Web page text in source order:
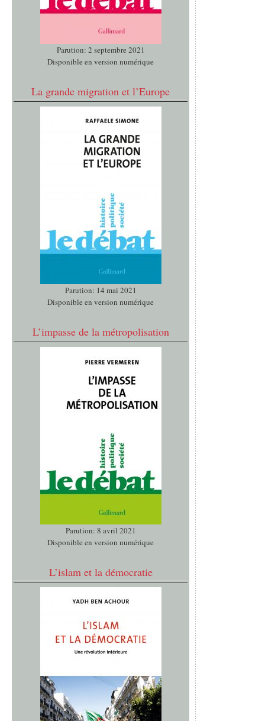
Parution: 2 septembre 2021
Disponible en version numérique
La grande migration et l’Europe
Parution: 14 mai 2021
Disponible en version numérique
L’impasse de la métropolisation
Parution: 8 avril 2021
Disponible en version numérique
L’islam et la démocratie